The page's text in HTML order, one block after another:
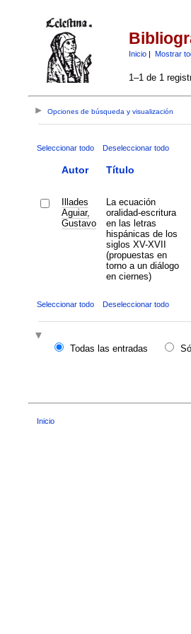
Inicio| Mostrar
1–1 de 1
Opciones de búsqueda y visualización
Seleccionar todo Deseleccionar todo
Autor Título
Illades
Aguiar,
Gustavo
La ecuación
oralidad-escritura
en las letras
hispánicas de los
siglos XV-XVII
(propuestas en
torno a un diálogo
en ciernes)
Seleccionar todo Deseleccionar todo
Todas las entradas
Inicio